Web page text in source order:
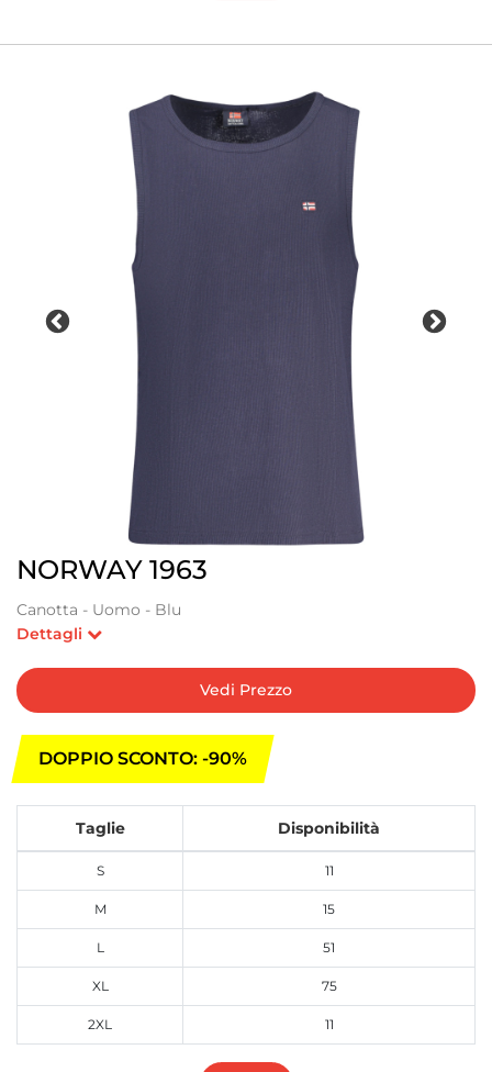
NORWAY 1963
Canotta - Uomo - Blu
Dettagli
Vedi Prezzo
DOPPIO SCONTO: -90%
Taglie Disponibilità
S 11
M 15
L 51
XL 75
2XL 11